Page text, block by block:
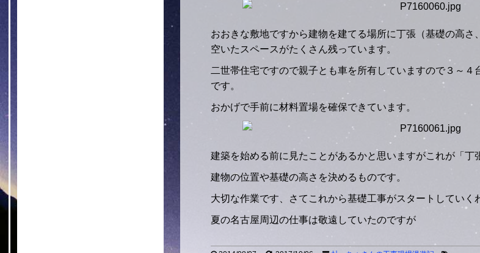
おおきな敷地ですから建物を建てる場所に丁張（基礎の高さ
空いたスペースがたくさん残っています。
二世帯住宅ですので親子とも車を所有していますので３～４
です。
おかげで手前に材料置場を確保できています。
建築を始める前に見たことがあるかと思いますがこれが「丁
建物の位置や基礎の高さを決めるものです。
大切な作業です、さてこれから基礎工事がスタートしていく
夏の名古屋周辺の仕事は敬遠していたのですが